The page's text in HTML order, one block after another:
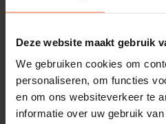
Deze website maakt gebruik
We gebruiken cookies om
personaliseren, om functies
en om ons websiteverkeer te
informatie over uw gebruik
ringgrenzen.
Kenmerken:
Houtsoort: Espen
SA-151260022-210
EAN
8719558884889